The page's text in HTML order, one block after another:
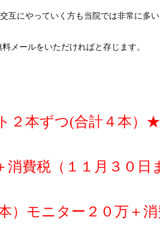
互にやっていく方も当院では非常に多い
メールをいただければと存じます。
２本ずつ(合計４本）★
消費税（１１月３０日
）モニター２０万＋